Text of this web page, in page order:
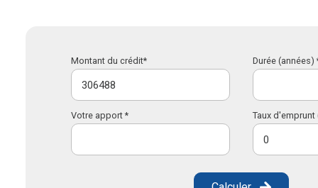
Montant du crédit* Durée (années)
Votre apport * Taux d'emprunt